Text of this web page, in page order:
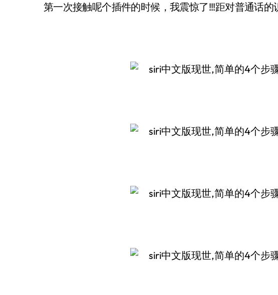
第一次接触呢个插件的时候，我震惊了!!!距对普通话的